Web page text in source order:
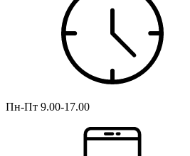
Пн-Пт 9.00-17.00